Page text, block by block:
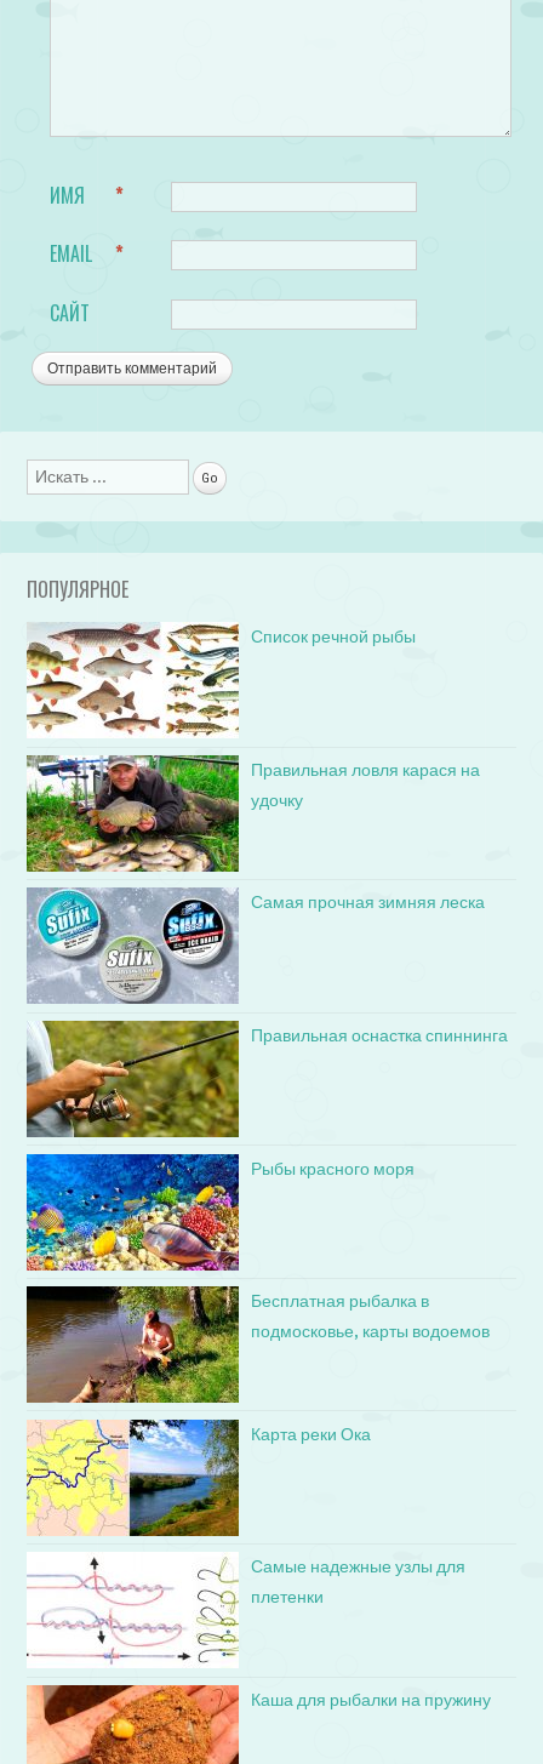
ИМЯ *
EMAIL *
САЙТ
Поиск
ПОПУЛЯРНОЕ
Список речной рыбы
Правильная ловля карася на
удочку
Самая прочная зимняя леска
Правильная оснастка спиннинга
Рыбы красного моря
Бесплатная рыбалка в
подмосковье, карты водоемов
Карта реки Ока
Самые надежные узлы для
плетенки
Каша для рыбалки на пружину